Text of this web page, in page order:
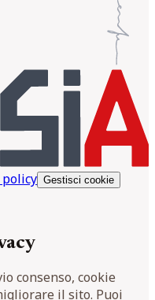
Gestisci cookie
consenso, cookie
il sito. Puoi